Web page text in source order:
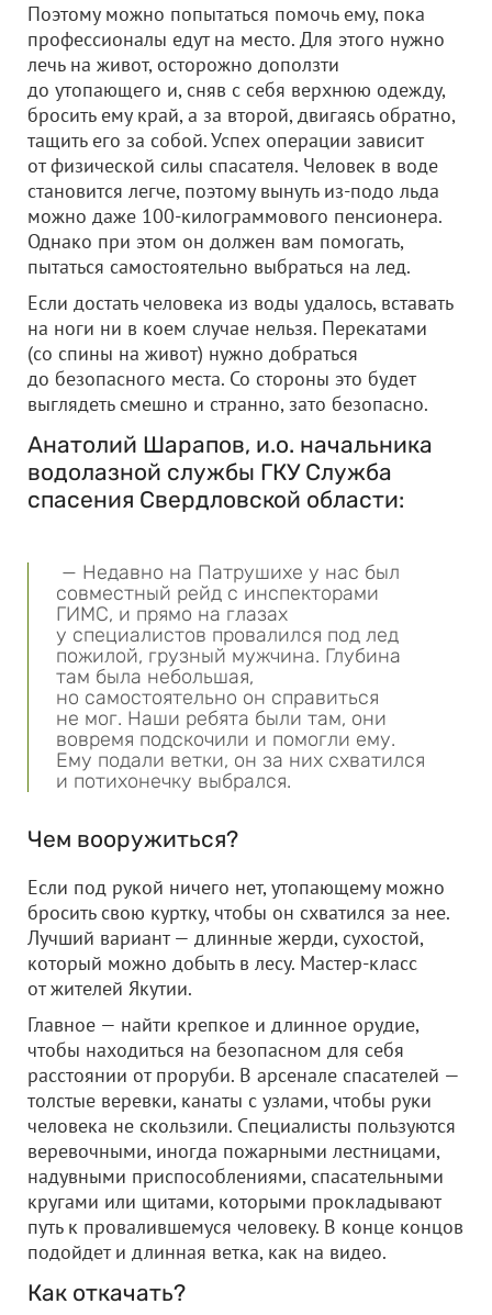
Поэтому можно попытаться помочь ему, пока
профессионалы едут на место. Для этого нужно
лечь на живот, осторожно доползти
до утопающего и, сняв с себя верхнюю одежду,
бросить ему край, а за второй, двигаясь обратно,
тащить его за собой. Успех операции зависит
от физической силы спасателя. Человек в воде
становится легче, поэтому вынуть из-подо льда
можно даже 100-килограммового пенсионера.
Однако при этом он должен вам помогать,
пытаться самостоятельно выбраться на лед.
Если достать человека из воды удалось, вставать
на ноги ни в коем случае нельзя. Перекатами
(со спины на живот) нужно добраться
до безопасного места. Со стороны это будет
выглядеть смешно и странно, зато безопасно.
Анатолий Шарапов, и.о. начальника
водолазной службы ГКУ Служба
спасения Свердловской области:
— Недавно на Патрушихе у нас был
совместный рейд с инспекторами
ГИМС, и прямо на глазах
у специалистов провалился под лед
пожилой, грузный мужчина. Глубина
там была небольшая,
но самостоятельно он справиться
не мог. Наши ребята были там, они
вовремя подскочили и помогли ему.
Ему подали ветки, он за них схватился
и потихонечку выбрался.
Чем вооружиться?
Если под рукой ничего нет, утопающему можно
бросить свою куртку, чтобы он схватился за нее.
Лучший вариант — длинные жерди, сухостой,
который можно добыть в лесу. Мастер-класс
от жителей Якутии.
Главное — найти крепкое и длинное орудие,
чтобы находиться на безопасном для себя
расстоянии от проруби. В арсенале спасателей —
толстые веревки, канаты с узлами, чтобы руки
человека не скользили. Специалисты пользуются
веревочными, иногда пожарными лестницами,
надувными приспособлениями, спасательными
кругами или щитами, которыми прокладывают
путь к провалившемуся человеку. В конце концов
подойдет и длинная ветка, как на видео.
Как откачать?